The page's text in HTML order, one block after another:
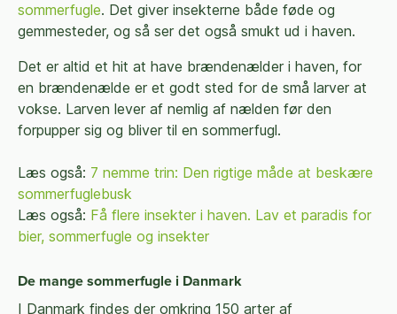
sommerfugle. Det giver insekterne både føde og
gemmesteder, og så ser det også smukt ud i haven.
Det er altid et hit at have brændenælder i haven, for
en brændenælde er et godt sted for de små larver at
vokse. Larven lever af nemlig af nælden før den
forpupper sig og bliver til en sommerfugl.
Læs også: 7 nemme trin: Den rigtige måde at beskære
sommerfuglebusk
Læs også: Få flere insekter i haven. Lav et paradis for
bier, sommerfugle og insekter
De mange sommerfugle i Danmark
I Danmark findes der omkring 150 arter af